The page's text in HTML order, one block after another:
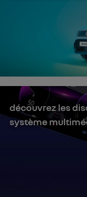
découvrez les
système